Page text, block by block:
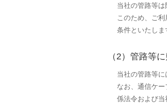
当社の管路等
このため、ご
条件といたしま
（2）管路等
当社の管路等
なお、通信ケ
係法令および当